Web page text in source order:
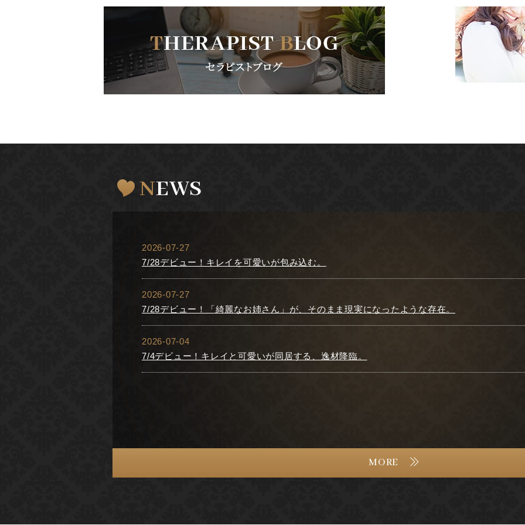
NEWS
2026-07-27
7/28デビュー！キレイを可愛いが包み込む。
2026-07-27
7/28デビュー！「綺麗なお姉さん」が、そのまま現実になったような存在。
2026-07-04
7/4デビュー！キレイと可愛いが同居する、逸材降臨。
MORE